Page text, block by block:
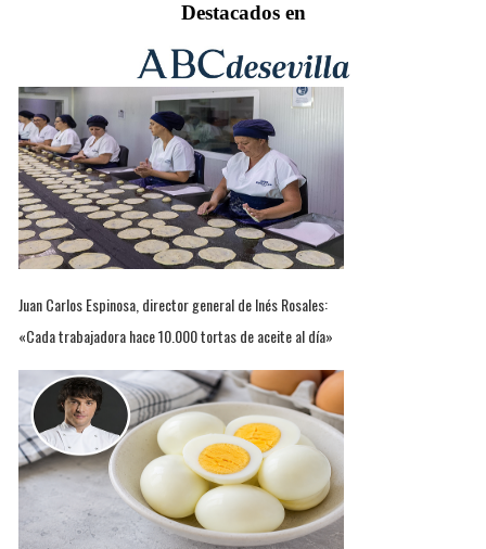
Destacados en
Juan Carlos Espinosa, director general de Inés Rosales:
«Cada trabajadora hace 10.000 tortas de aceite al día»